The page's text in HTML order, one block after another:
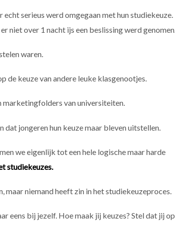
serieus werd omgegaan met hun studiekeuze.
niet over 1 nacht ijs een beslissing werd genomen.
waren.
de keuze van andere leuke klasgenootjes.
marketingfolders van universiteiten.
jongeren hun keuze maar bleven uitstellen.
we eigenlijk tot een hele logische maar harde
studiekeuzes.
maar niemand heeft zin in het studiekeuzeproces.
eens bij jezelf. Hoe maak jij keuzes? Stel dat jij op